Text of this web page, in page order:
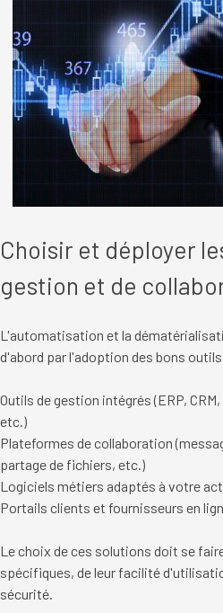
Choisir et déployer
gestion et de
L'automatisation et la
d'abord par l'adoption des bons
Outils de gestion intégrés (ERP,
etc.)
Plateformes de collaboration
partage de fichiers, etc.)
Logiciels métiers adaptés à votre
Portails clients et fournisseurs en
Le choix de ces solutions doit se
spécifiques, de leur facilité
sécurité.